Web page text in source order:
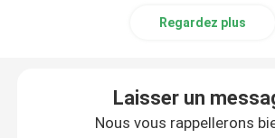
Regardez plus
Laisser un
Nous vous rappellerons